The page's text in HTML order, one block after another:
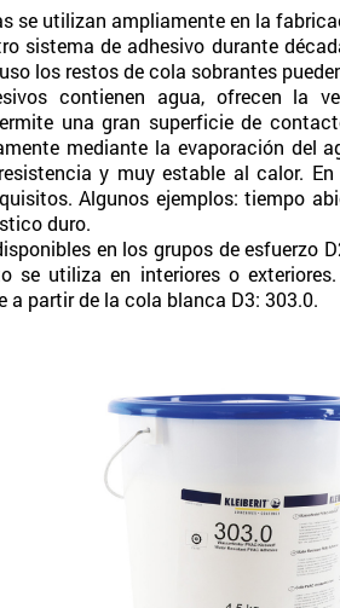
se utilizan ampliamente en la
sistema de adhesivo durante
los restos de cola sobrantes
contienen agua, ofrecen la
una gran superficie de
mediante la evaporación del
y muy estable al calor.
Algunos ejemplos: tiempo
duro.
en los grupos de esfuerzo
se utiliza en interiores o
partir de la cola blanca D3: 303.0.